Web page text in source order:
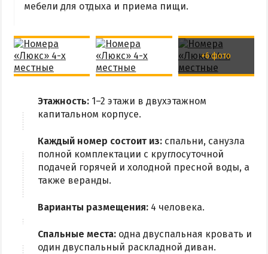
мебели для отдыха и приема пищи.
+6 фото
Этажность: 1–2 этажи в двухэтажном
капитальном корпусе.
Каждый номер состоит из: спальни, санузла
полной комплектации с круглосуточной
подачей горячей и холодной пресной воды, а
также веранды.
Варианты размещения: 4 человека.
Спальные места: одна двуспальная кровать и
один двуспальный раскладной диван.